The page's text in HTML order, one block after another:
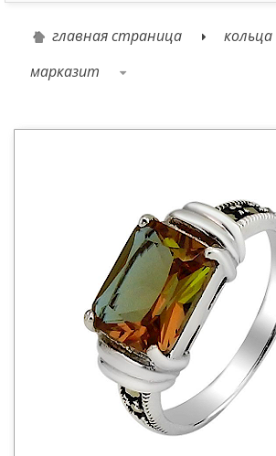
главная страница
кольца
марказит